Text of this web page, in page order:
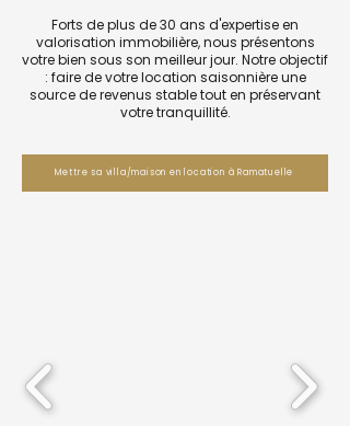
Forts de plus de 30 ans d'expertise en
valorisation immobilière, nous présentons
votre bien sous son meilleur jour. Notre objectif
: faire de votre location saisonnière une
source de revenus stable tout en préservant
votre tranquillité.
Mettre sa villa/maison en location à Ramatuelle